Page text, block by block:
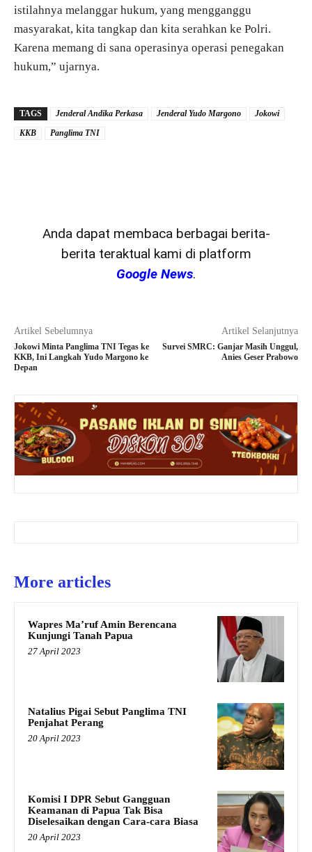
istilahnya melanggar hukum, yang mengganggu
masyarakat, kita tangkap dan kita serahkan ke Polri.
Karena memang di sana operasinya operasi penegakan
hukum,” ujarnya.
TAGS Jenderal Andika Perkasa Jenderal Yudo Margono
Jokowi
KKB
Panglima TNI
Anda dapat membaca berbagai berita-
berita teraktual kami di platform
Google News.
Artikel Sebelumnya
Jokowi Minta Panglima TNI Tegas ke
KKB, Ini Langkah Yudo Margono ke
Depan
Artikel Selanjutnya
Survei SMRC: Ganjar Masih Unggul,
Anies Geser Prabowo
More articles
Wapres Ma’ruf Amin Berencana
Kunjungi Tanah Papua
27 April 2023
Natalius Pigai Sebut Panglima TNI
Penjahat Perang
20 April 2023
Komisi I DPR Sebut Gangguan
Keamanan di Papua Tak Bisa
Diselesaikan dengan Cara-cara Biasa
20 April 2023